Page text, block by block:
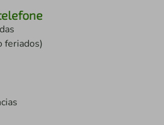
feriados)